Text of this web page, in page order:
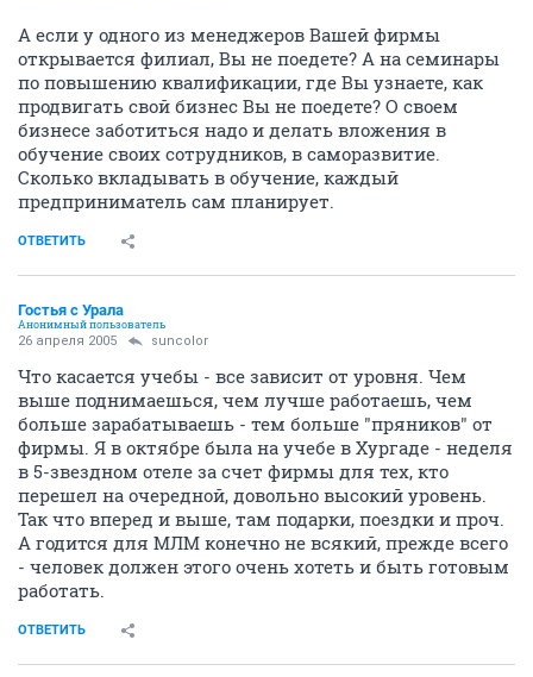
А если у одного из менеджеров Вашей фирмы
открывается филиал, Вы не поедете? А на семинары
по повышению квалификации, где Вы узнаете, как
продвигать свой бизнес Вы не поедете? О своем
бизнесе заботиться надо и делать вложения в
обучение своих сотрудников, в саморазвитие.
Сколько вкладывать в обучение, каждый
предприниматель сам планирует.
ОТВЕТИТЬ
Гостья с Урала
Анонимный пользователь
26 апреля 2005 suncolor
Что касается учебы - все зависит от уровня. Чем
выше поднимаешься, чем лучше работаешь, чем
больше зарабатываешь - тем больше "пряников" от
фирмы. Я в октябре была на учебе в Хургаде - неделя
в 5-звездном отеле за счет фирмы для тех, кто
перешел на очередной, довольно высокий уровень.
Так что вперед и выше, там подарки, поездки и проч.
А годится для МЛМ конечно не всякий, прежде всего
- человек должен этого очень хотеть и быть готовым
работать.
ОТВЕТИТЬ